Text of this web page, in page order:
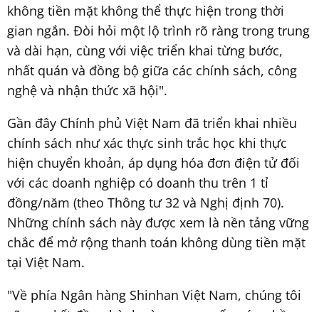
không tiền mặt không thể thực hiện trong thời
gian ngắn. Đòi hỏi một lộ trình rõ ràng trong trung
và dài hạn, cùng với việc triển khai từng bước,
nhất quán và đồng bộ giữa các chính sách, công
nghệ và nhận thức xã hội".
Gần đây Chính phủ Việt Nam đã triển khai nhiều
chính sách như xác thực sinh trắc học khi thực
hiện chuyển khoản, áp dụng hóa đơn điện tử đối
với các doanh nghiệp có doanh thu trên 1 tỉ
đồng/năm (theo Thông tư 32 và Nghị định 70).
Những chính sách này được xem là nền tảng vững
chắc để mở rộng thanh toán không dùng tiền mặt
tại Việt Nam.
"Về phía Ngân hàng Shinhan Việt Nam, chúng tôi